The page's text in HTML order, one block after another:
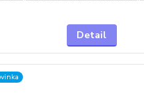
Detail